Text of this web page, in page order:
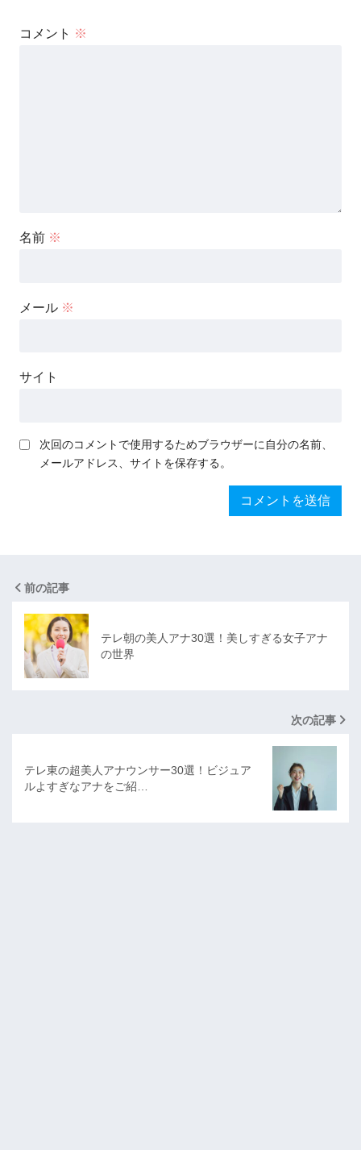
コメント ※
名前 ※
メール ※
サイト
次回のコメントで使用するためブラウザーに自分の名前、
メールアドレス、サイトを保存する。
前の記事
テレ朝の美人アナ30選！美しすぎる女子アナ
の世界
次の記事
テレ東の超美人アナウンサー30選！ビジュア
ルよすぎなアナをご紹…